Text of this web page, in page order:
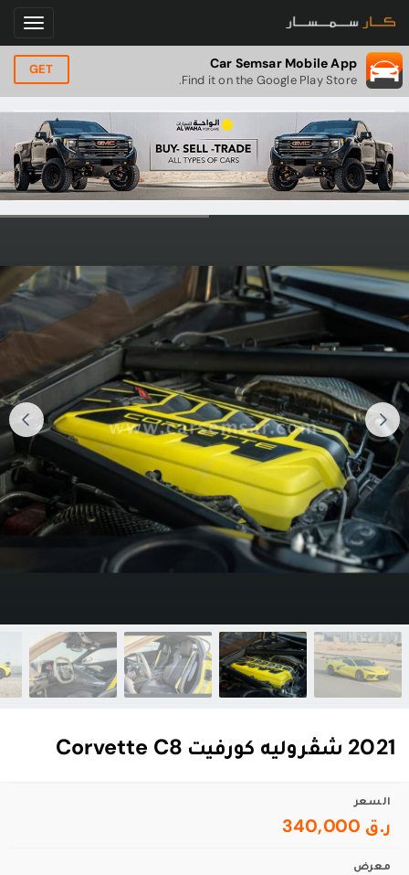
Car Semsar Mobile App
Find it on the Google Play Store.
GET
2021 شڤروليه كورفيت Corvette C8
السعر
ر.ق 340,000
معرض